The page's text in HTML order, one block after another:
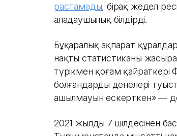
растамады, бірақ жедел
алаңдаушылық білдірді.
Бұқаралық ақпарат
нақты статистиканы
түрікмен қоғам қайраткері
болғандардың денелері
ашылмауын ескерткен» —
2021 жылдың 7 шілдесінен